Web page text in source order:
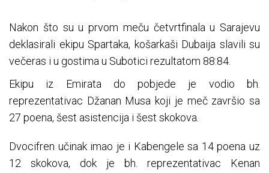
Nakon što su u prvom meču četvrtfinala u Sarajevu
deklasirali ekipu Spartaka, košarkaši Dubaija slavili su
večeras i u gostima u Subotici rezultatom 88:84.
Ekipu iz Emirata do pobjede je vodio bh.
reprezentativac Džanan Musa koji je meč završio sa
27 poena, šest asistencija i šest skokova.
Dvocifren učinak imao je i Kabengele sa 14 poena uz
12 skokova, dok je bh. reprezentativac Kenan